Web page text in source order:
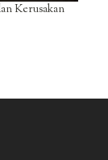
Kerusakan